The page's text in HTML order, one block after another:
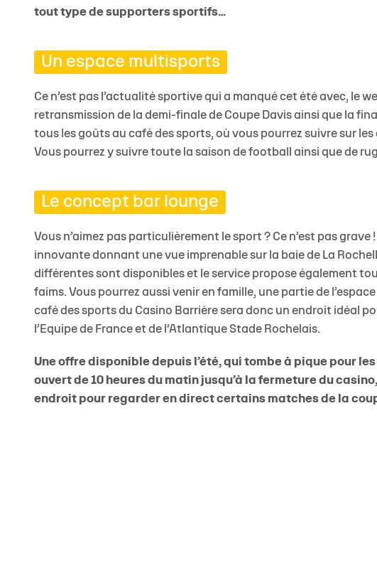
tout type de supporters sportifs…
Un espace multisports
Ce n’est pas l’actualité sportive qui a manqué cet été avec, le
retransmission de la demi-finale de Coupe Davis ainsi que la
tous les goûts au café des sports, où vous pourrez suivre sur
Vous pourrez y suivre toute la saison de football ainsi que de
Le concept bar lounge
Vous n’aimez pas particulièrement le sport ? Ce n’est pas
innovante donnant une vue imprenable sur la baie de La
différentes sont disponibles et le service propose également
faims. Vous pourrez aussi venir en famille, une partie de
café des sports du Casino Barrière sera donc un endroit idéal
l’Equipe de France et de l’Atlantique Stade Rochelais.
Une offre disponible depuis l’été, qui tombe à pique pour
ouvert de 10 heures du matin jusqu’à la fermeture du
endroit pour regarder en direct certains matches de la